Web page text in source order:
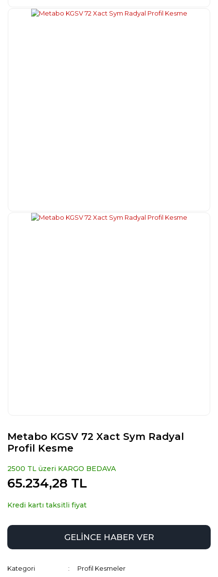
Metabo KGSV 72 Xact Sym Radyal
Profil Kesme
2500 TL üzeri KARGO BEDAVA
65.234,28 TL
Kredi kartı taksitli fiyat
GELİNCE HABER VER
Kategori Profil Kesmeler